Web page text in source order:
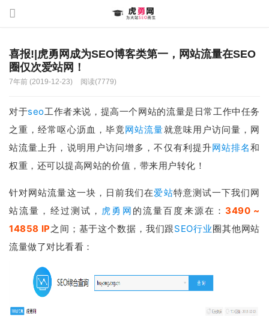
喜报!|虎勇网成为SEO博客类第一，网站流量在SEO
圈仅次爱站网！
7年前 (2019-12-23) 阅读(7779)
对于seo工作者来说，提高一个网站的流量是日常工作中任务
之重，经常呕心沥血，毕竟网站流量就意味用户访问量， 网
站流量上升，说明用户访问增多，不仅有利提升网站排名和
权重，还可以提高网站的价值，带来用户转化！
针对网站流量这一块，日前我们在爱站特意测试一下我们网
站流量，经过测试， 虎勇网 的流量百度来源在：3490 ~
14858 IP之间；基于这个数据，我们跟SEO行业圈其他网站
流量做了对比看看：